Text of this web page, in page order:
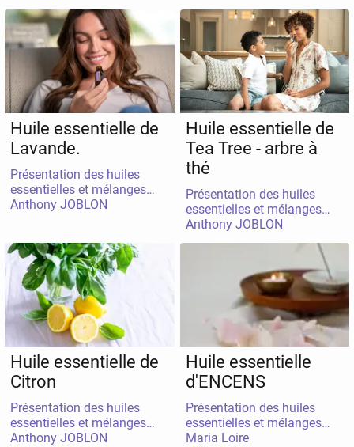
Anthony JOBLON
Huile essentielle de
Lavande.
Présentation des huiles
essentielles et mélanges
doTERRA
Anthony JOBLON
Huile essentielle de
Tea Tree - arbre à
thé
Présentation des huiles
essentielles et mélanges
doTERRA
Anthony JOBLON
Huile essentielle de
Citron
Présentation des huiles
essentielles et mélanges
doTERRA
Maria Loire
Huile essentielle
d'ENCENS
Présentation des huiles
essentielles et mélanges
doTERRA